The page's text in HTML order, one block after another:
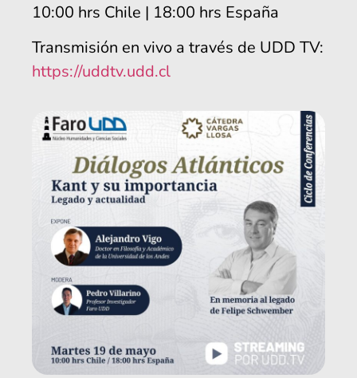
10:00 hrs Chile | 18:00 hrs España
Transmisión en vivo a través de UDD TV:
https://uddtv.udd.cl